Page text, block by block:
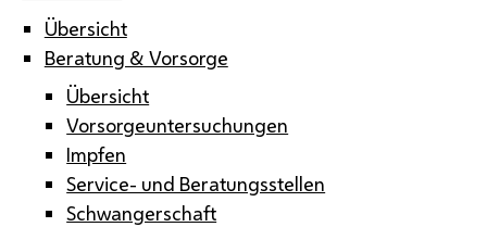
Übersicht
Beratung & Vorsorge
Übersicht
Vorsorgeuntersuchungen
Impfen
Service- und Beratungsstellen
Schwangerschaft